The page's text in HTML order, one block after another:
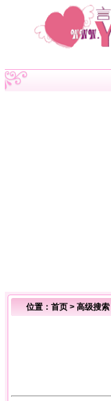
位置： 首页 > 高级搜索